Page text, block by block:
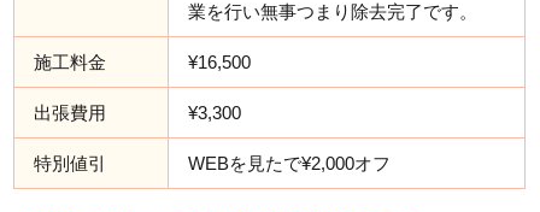
業を行い無事つまり除去完了です。
施工料金 ¥16,500
出張費用 ¥3,300
特別値引 WEBを見たで¥2,000オフ